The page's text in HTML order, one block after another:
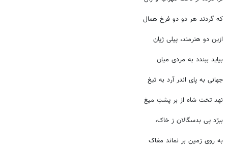
که گردند هر دو دو فرخ همال
ازین دو هنرمند، پیلی ژیان
بیاید ببندد به مردی میان
جهانی به پای اندر آرد به تیغ
نهد تخت شاه از بر پشتِ میغ
ببرّد پی بدسگالان ز خاک،
به روی زمین بر نماند مغاک